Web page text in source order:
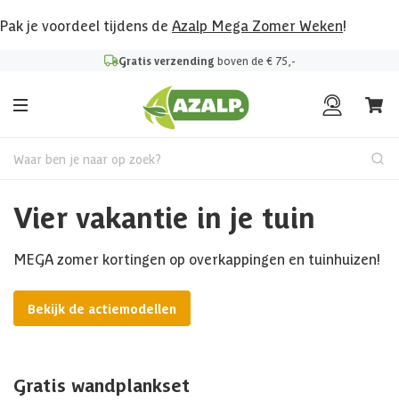
Pak je voordeel tijdens de Azalp Mega Zomer Weken!
Gratis verzending boven de € 75,-
Waar ben je naar op zoek?
Vier vakantie in je tuin
MEGA zomer kortingen op overkappingen en tuinhuizen!
Bekijk de actiemodellen
Gratis wandplankset